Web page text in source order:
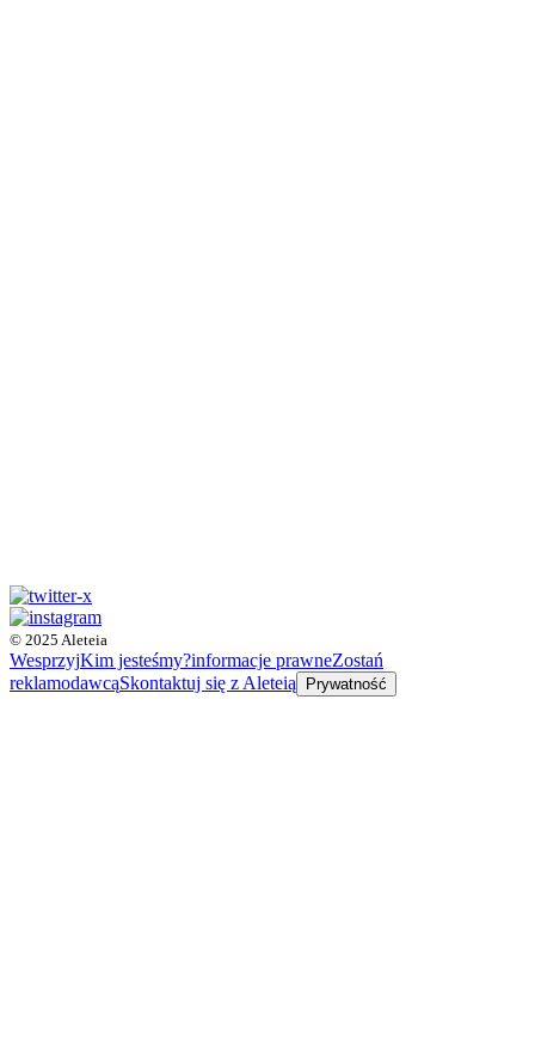
© 2025 Aleteia
WesprzyjKim jesteśmy?informacje prawneZostań
reklamodawcąSkontaktuj się z Aleteią Prywatność